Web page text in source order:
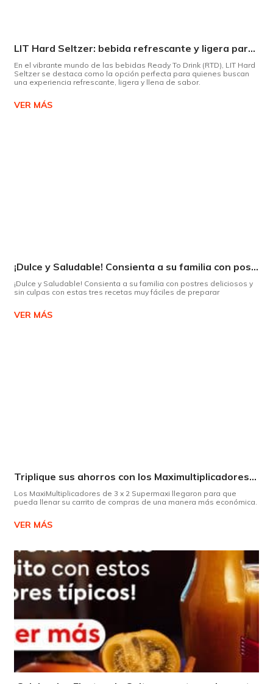
LIT Hard Seltzer: bebida refrescante y ligera para disfrutar de este verano
En el vibrante mundo de las bebidas Ready To Drink (RTD), LIT Hard
Seltzer se destaca como la opción perfecta para quienes buscan
una experiencia refrescante, ligera y llena de sabor.
VER MÁS
¡Dulce y Saludable! Consienta a su familia con postres deliciosos y sin culpas
¡Dulce y Saludable! Consienta a su familia con postres deliciosos y
sin culpas con estas tres recetas muy fáciles de preparar
VER MÁS
Triplique sus ahorros con los Maximultiplicadores de Supermaxi
Los MaxiMultiplicadores de 3 x 2 Supermaxi llegaron para que
pueda llenar su carrito de compras de una manera más económica.
VER MÁS